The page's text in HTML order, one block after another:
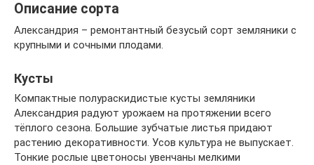
Описание сорта
Александрия – ремонтантный безусый сорт земляники с
крупными и сочными плодами.
Кусты
Компактные полураскидистые кусты земляники
Александрия радуют урожаем на протяжении всего
тёплого сезона. Большие зубчатые листья придают
растению декоративности. Усов культура не выпускает.
Тонкие рослые цветоносы увенчаны мелкими